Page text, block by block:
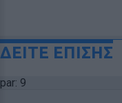
ΔΕΙΤΕ ΕΠΙΣΗΣ
par: 9